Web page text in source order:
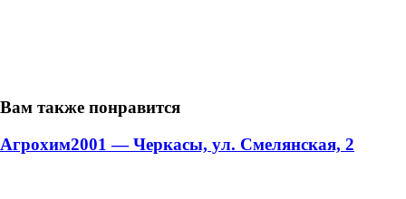
Вам также понравится
Агрохим2001 — Черкасы, ул. Смелянская, 2